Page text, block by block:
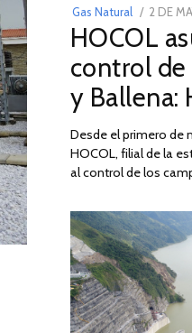
Gas Natural
POSTED
ON
2 DE
HOCOL
control de
y Ballena:
Desde el primero de
HOCOL, filial de la
al control de los